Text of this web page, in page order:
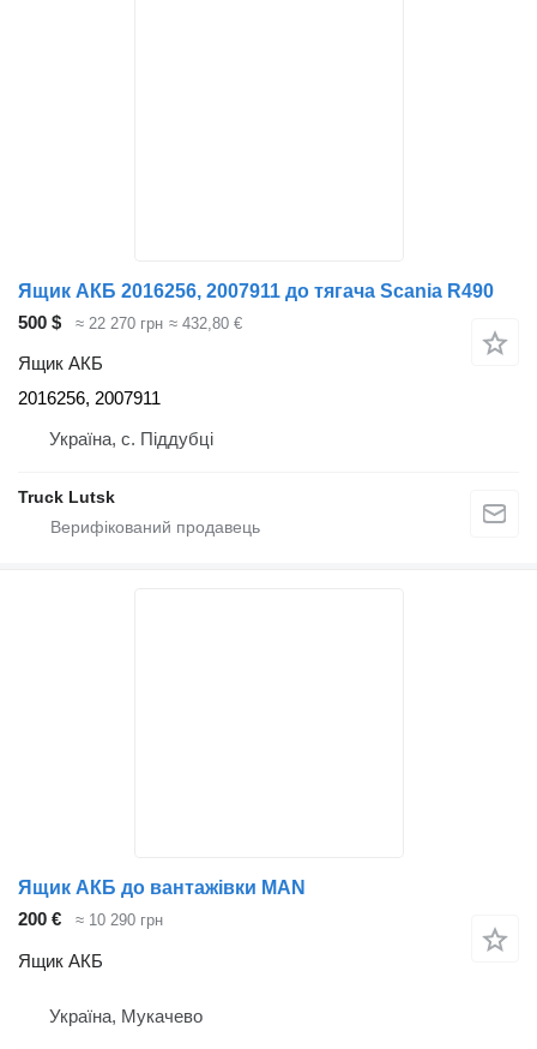
Ящик АКБ 2016256, 2007911 до тягача Scania R490
500 $
≈ 22 270 грн ≈ 432,80 €
Ящик АКБ
2016256, 2007911
Україна, с. Піддубці
Truck Lutsk
Ящик АКБ до вантажівки MAN
200 €
≈ 10 290 грн
Ящик АКБ
Україна, Мукачево